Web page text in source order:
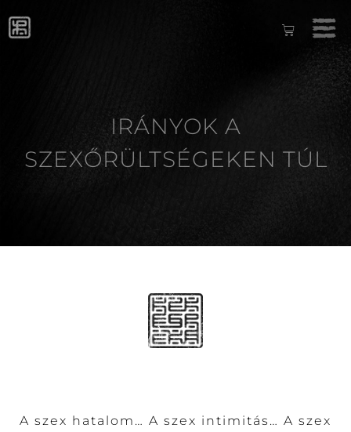
IRÁNYOK A
SZEXŐRÜLTSÉGEKEN TÚL
A szex hatalom… A szex intimitás… A szex